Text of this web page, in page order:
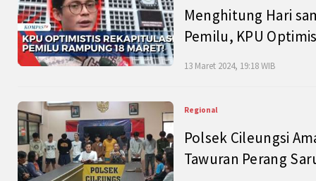
Menghitung Hari
Pemilu, KPU
13 Maret 2024, 19:18 WIB
Regional
Polsek Cileungsi
Tawuran Perang